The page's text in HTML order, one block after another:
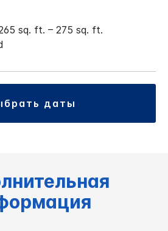
sq. ft. – 275 sq. ft.
даты